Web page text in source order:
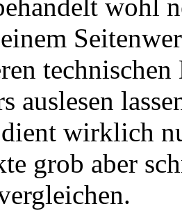
wohl
auslesen
wirklich
grob aber